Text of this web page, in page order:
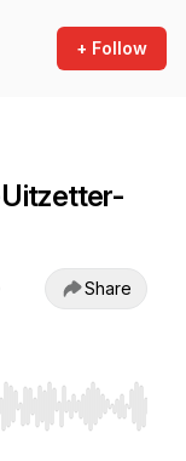
+ Follow
Uitzetter-
Share
End to jump to